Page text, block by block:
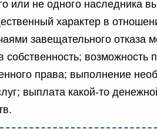
или не одного наследника
характер в
завещательного отказа
собственность; возможность
права; выполнение
выплата какой-то